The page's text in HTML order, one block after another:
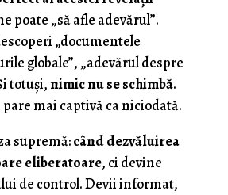
poate „să afle adevărul”.
„documentele
globale”, „adevărul despre
totuși,nimic nu se schimbă.
mai captivă ca niciodată.
supremă:când dezvăluirea
eliberatoare, ci devine
de control. Devii informat,